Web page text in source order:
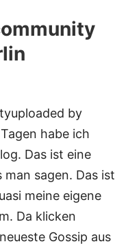
by
habe ich
Das ist eine
sagen. Das ist
meine eigene
Da klicken
Gossip aus